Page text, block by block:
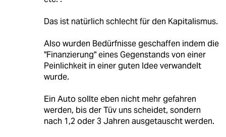
Das ist natürlich schlecht für den Kapitalismus.
Also wurden Bedürfnisse geschaffen indem die
"Finanzierung" eines Gegenstands von einer
Peinlichkeit in einer guten Idee verwandelt
wurde.
Ein Auto sollte eben nicht mehr gefahren
werden, bis der Tüv uns scheidet, sondern
nach 1,2 oder 3 Jahren ausgetauscht werden.